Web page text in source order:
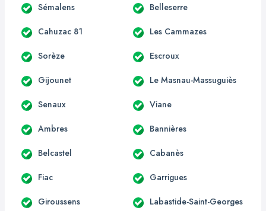
Sémalens Belleserre
Cahuzac 81 Les Cammazes
Sorèze Escroux
Gijounet Le Masnau-Massuguiès
Senaux Viane
Ambres Bannières
Belcastel Cabanès
Fiac Garrigues
Giroussens Labastide-Saint-Georges